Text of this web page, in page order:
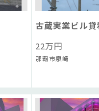
古蔵実業ビル
22万円
那覇市泉崎